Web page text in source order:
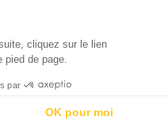
cliquez sur le lien
de page.
par
OK pour moi